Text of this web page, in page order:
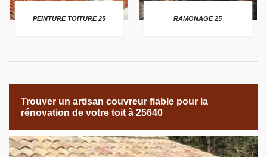
PEINTURE TOITURE 25 RAMONAGE 25
Trouver un artisan couvreur fiable pour la
rénovation de votre toit à 25640